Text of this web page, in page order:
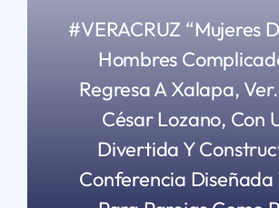
#VERACRUZ “Mujeres
Hombres
Regresa A Xalapa,
César Lozano, Con
Divertida Y
Conferencia Diseñada